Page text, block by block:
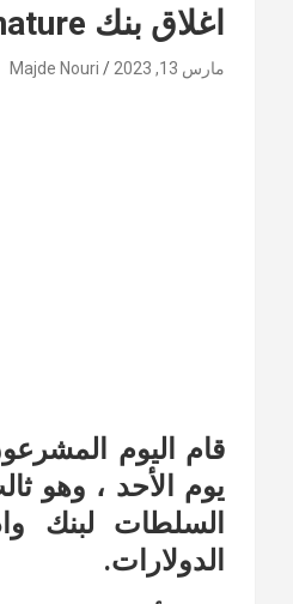
اغلاق بنك Signature بعد أيام من اغلاق بنك SVB وتوقعات خطيرة
مارس 13, 2023 Majde Nouri
يوم الأحد ، وهو
السلطات لبنك
الدولارات.